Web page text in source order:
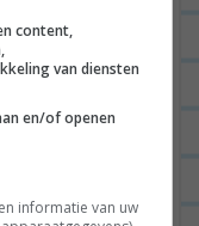
bomen
11:42
content,
van diensten
en/of openen
informatie van uw